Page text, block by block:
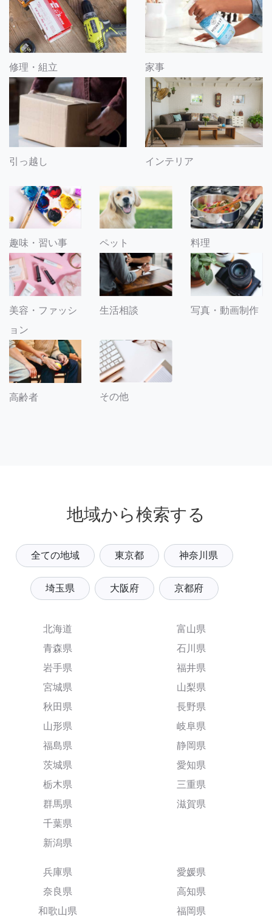
修理・組立 家事
引っ越し インテリア
趣味・習い事 ペット 料理
美容・ファッシ
ョン
生活相談 写真・動画制作
高齢者 その他
地域から検索する
全ての地域 東京都 神奈川県
埼玉県 大阪府 京都府
北海道
青森県
岩手県
宮城県
秋田県
山形県
福島県
茨城県
栃木県
群馬県
千葉県
新潟県
富山県
石川県
福井県
山梨県
長野県
岐阜県
静岡県
愛知県
三重県
滋賀県
兵庫県
奈良県
和歌山県
愛媛県
高知県
福岡県